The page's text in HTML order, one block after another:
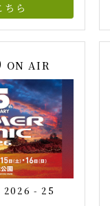
ちら
ON AIR
2026 - 25